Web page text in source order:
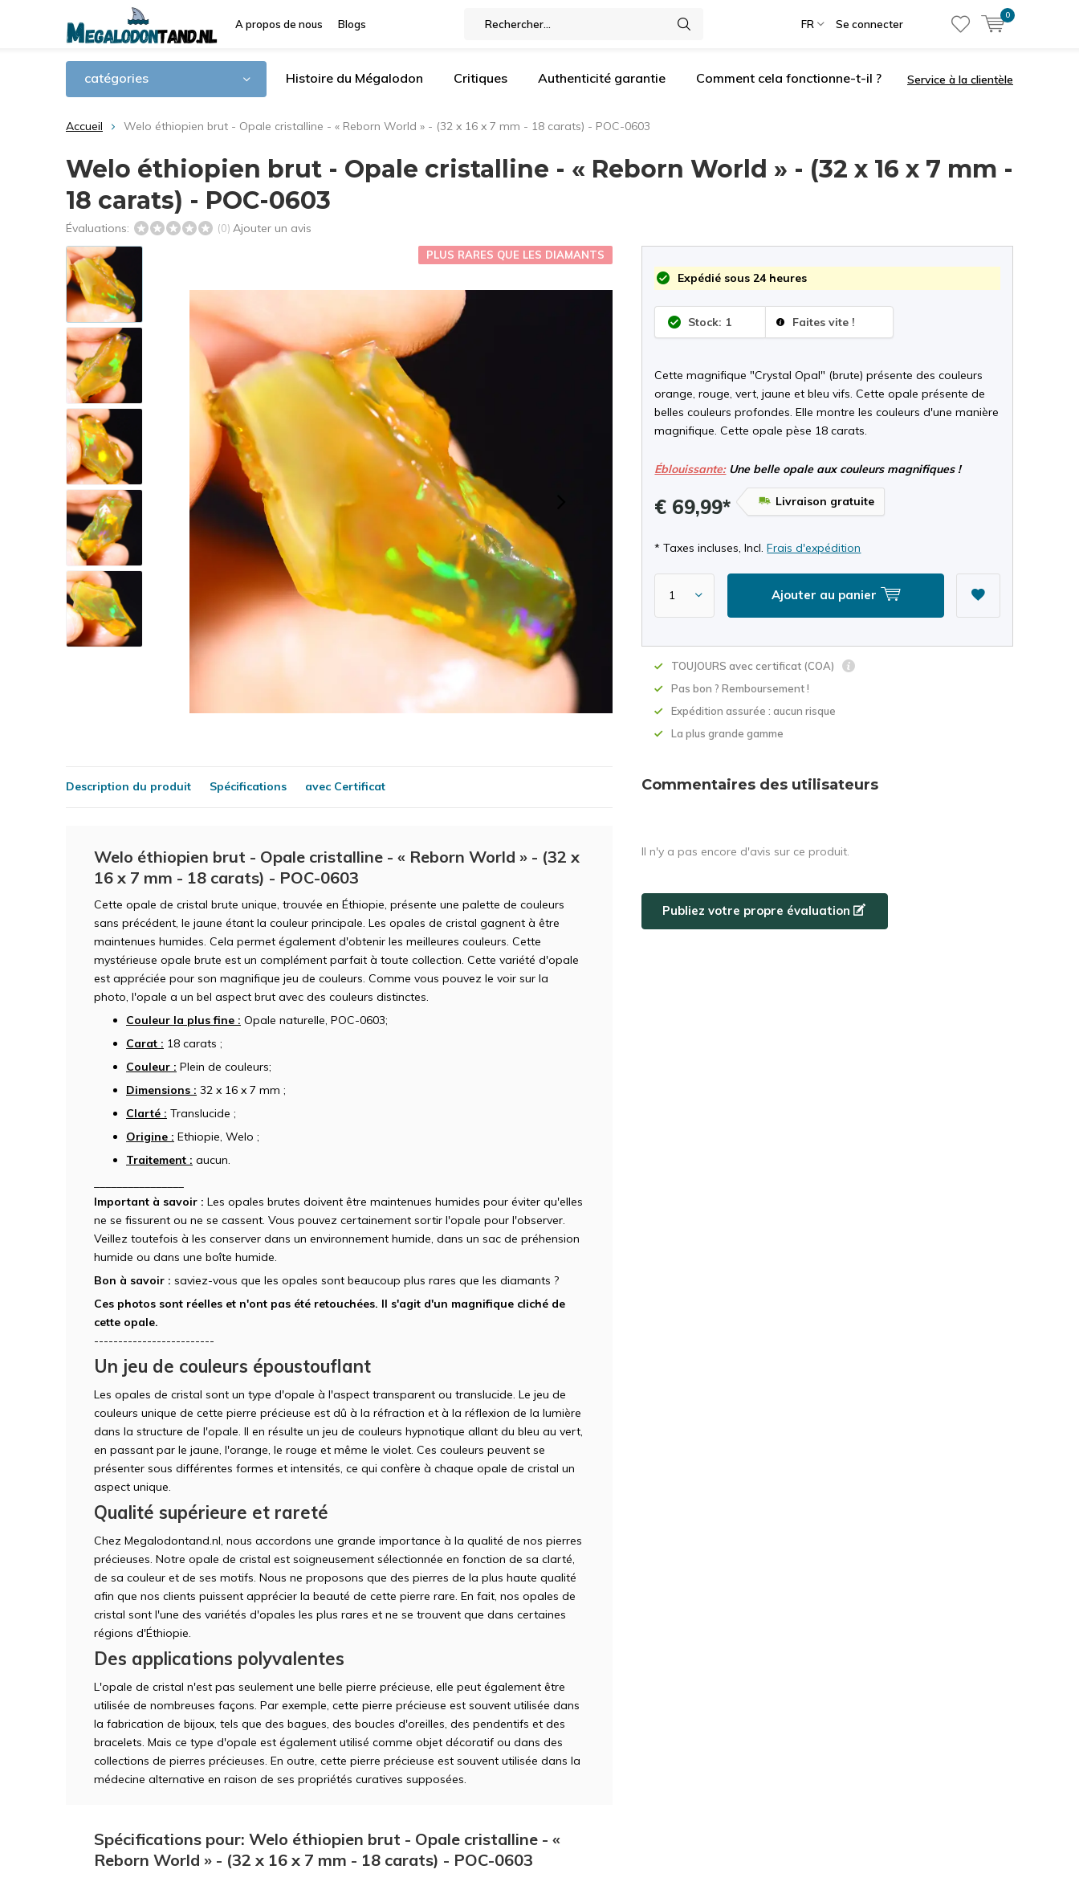
A propos de nous Blogs FR Se connecter
0
catégories Histoire du Mégalodon Critiques Authenticité garantie Comment cela fonctionne-t-il ? Service à la clientèle
Accueil Welo éthiopien brut - Opale cristalline - « Reborn World » - (32 x 16 x 7 mm - 18 carats) - POC-0603
Welo éthiopien brut - Opale cristalline - « Reborn World » - (32 x 16 x 7 mm -
18 carats) - POC-0603
Évaluations: (0) Ajouter un avis
PLUS RARES QUE LES DIAMANTS
Expédié sous 24 heures
Stock: 1 Faites vite !
Cette magnifique "Crystal Opal" (brute) présente des couleurs
orange, rouge, vert, jaune et bleu vifs. Cette opale présente de
belles couleurs profondes. Elle montre les couleurs d'une manière
magnifique. Cette opale pèse 18 carats.
Éblouissante:Une belle opale aux couleurs magnifiques !
€ 69,99* Livraison gratuite
* Taxes incluses, Incl.Frais d'expédition
Ajouter au panier
TOUJOURS avec certificat (COA)
Pas bon ? Remboursement !
Expédition assurée : aucun risque
La plus grande gamme
Description du produit Spécifications avec Certificat
Welo éthiopien brut - Opale cristalline - « Reborn World » - (32 x
16 x 7 mm - 18 carats) - POC-0603
Cette opale de cristal brute unique, trouvée en Éthiopie, présente une palette de couleurs
sans précédent, le jaune étant la couleur principale. Les opales de cristal gagnent à être
maintenues humides. Cela permet également d'obtenir les meilleures couleurs. Cette
mystérieuse opale brute est un complément parfait à toute collection. Cette variété d'opale
est appréciée pour son magnifique jeu de couleurs. Comme vous pouvez le voir sur la
photo, l'opale a un bel aspect brut avec des couleurs distinctes.
Couleur la plus fine : Opale naturelle, POC-0603;
Carat : 18 carats ;
Couleur : Plein de couleurs;
Dimensions : 32 x 16 x 7 mm ;
Clarté : Translucide ;
Origine : Ethiopie, Welo ;
Traitement : aucun.
Important à savoir : Les opales brutes doivent être maintenues humides pour éviter qu'elles
ne se fissurent ou ne se cassent. Vous pouvez certainement sortir l'opale pour l'observer.
Veillez toutefois à les conserver dans un environnement humide, dans un sac de préhension
humide ou dans une boîte humide.
Bon à savoir : saviez-vous que les opales sont beaucoup plus rares que les diamants ?
Ces photos sont réelles et n'ont pas été retouchées. Il s'agit d'un magnifique cliché de
cette opale.
-------------------------
Un jeu de couleurs époustouflant
Les opales de cristal sont un type d'opale à l'aspect transparent ou translucide. Le jeu de
couleurs unique de cette pierre précieuse est dû à la réfraction et à la réflexion de la lumière
dans la structure de l'opale. Il en résulte un jeu de couleurs hypnotique allant du bleu au vert,
en passant par le jaune, l'orange, le rouge et même le violet. Ces couleurs peuvent se
présenter sous différentes formes et intensités, ce qui confère à chaque opale de cristal un
aspect unique.
Qualité supérieure et rareté
Chez Megalodontand.nl, nous accordons une grande importance à la qualité de nos pierres
précieuses. Notre opale de cristal est soigneusement sélectionnée en fonction de sa clarté,
de sa couleur et de ses motifs. Nous ne proposons que des pierres de la plus haute qualité
afin que nos clients puissent apprécier la beauté de cette pierre rare. En fait, nos opales de
cristal sont l'une des variétés d'opales les plus rares et ne se trouvent que dans certaines
régions d'Éthiopie.
Des applications polyvalentes
L'opale de cristal n'est pas seulement une belle pierre précieuse, elle peut également être
utilisée de nombreuses façons. Par exemple, cette pierre précieuse est souvent utilisée dans
la fabrication de bijoux, tels que des bagues, des boucles d'oreilles, des pendentifs et des
bracelets. Mais ce type d'opale est également utilisé comme objet décoratif ou dans des
collections de pierres précieuses. En outre, cette pierre précieuse est souvent utilisée dans la
médecine alternative en raison de ses propriétés curatives supposées.
Spécifications pour: Welo éthiopien brut - Opale cristalline - «
Reborn World » - (32 x 16 x 7 mm - 18 carats) - POC-0603
Commentaires des utilisateurs
Il n'y a pas encore d'avis sur ce produit.
Publiez votre propre évaluation